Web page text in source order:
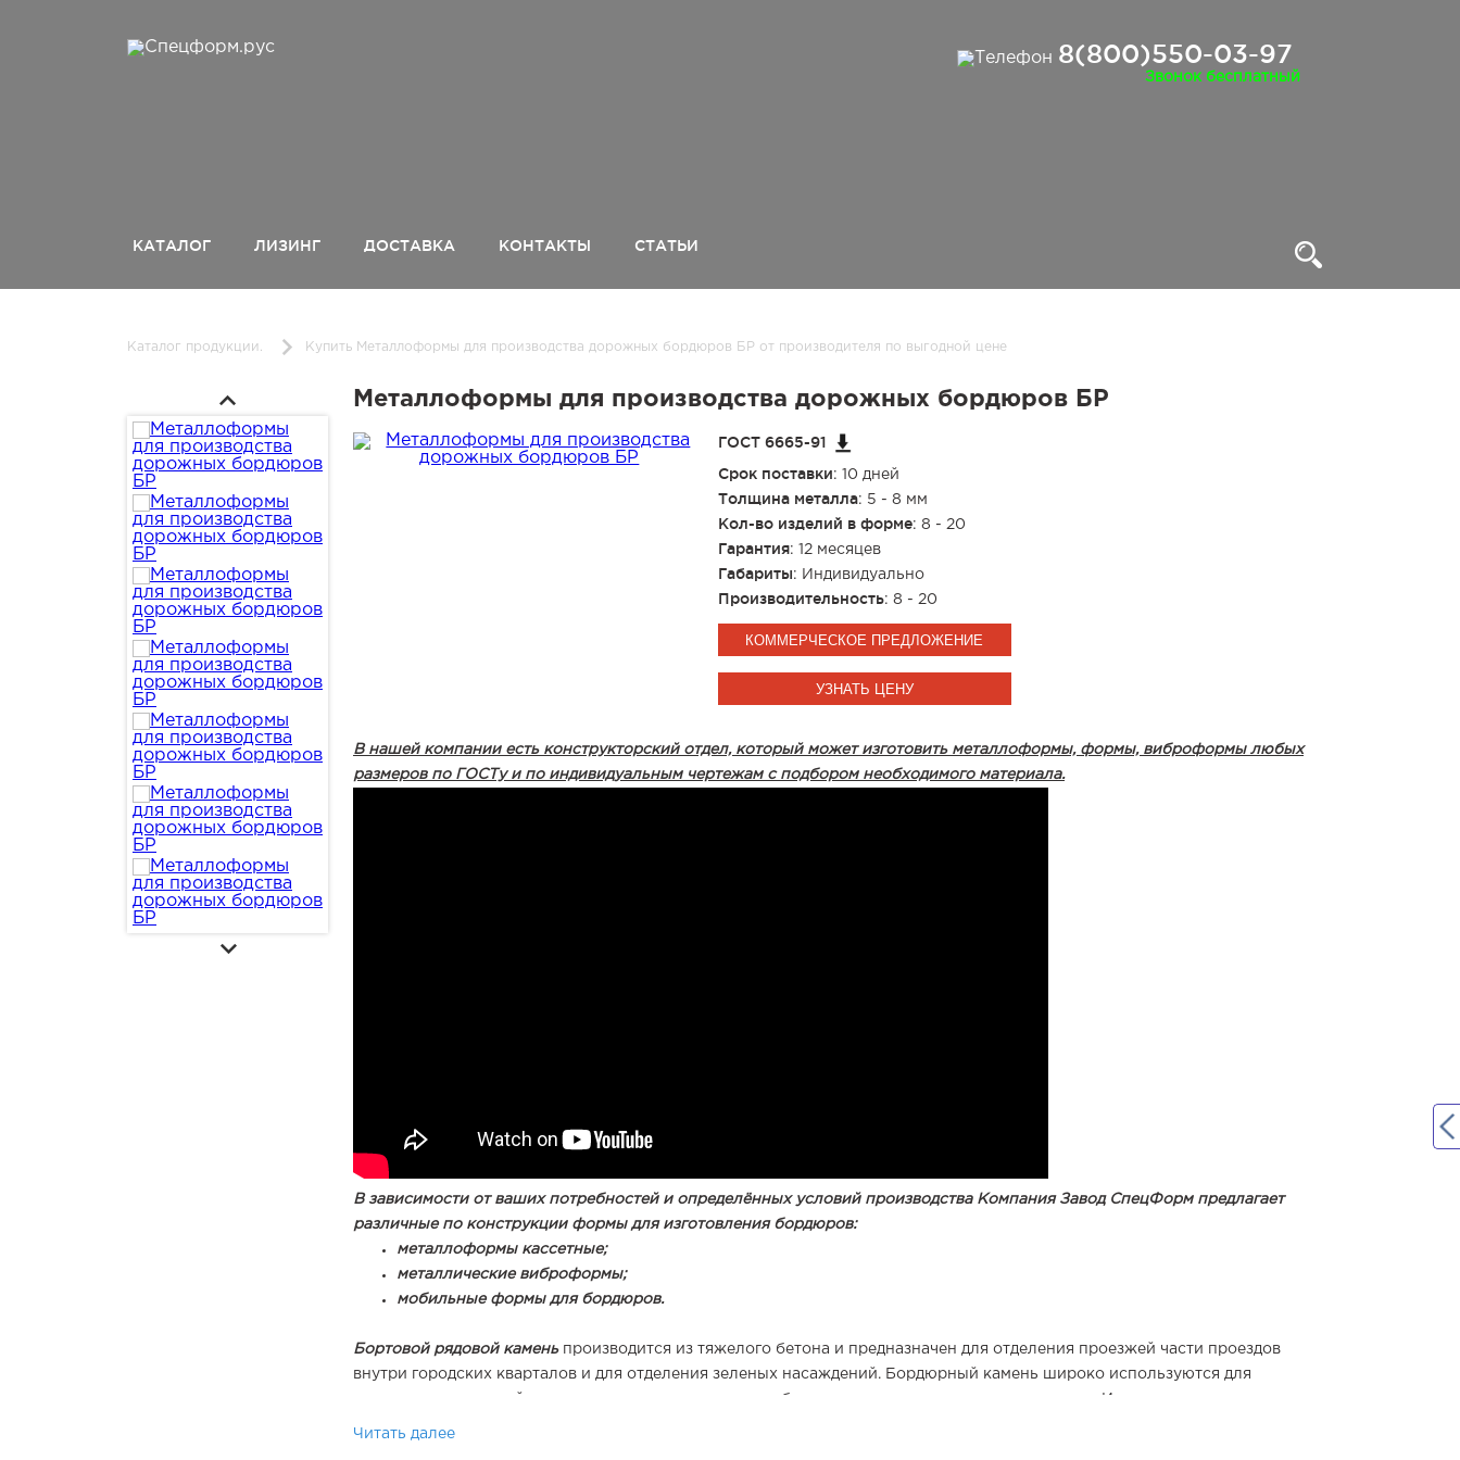
8(800)550-03-97
Звонок бесплатный
КАТАЛОГ ЛИЗИНГ ДОСТАВКА КОНТАКТЫ СТАТЬИ
Каталог продукции. Купить Металлоформы для производства дорожных бордюров БР от производителя по выгодной цене
Металлоформы для производства дорожных бордюров БР
ГОСТ 6665-91
Срок поставки: 10 дней
Толщина металла: 5 - 8 мм
Кол-во изделий в форме: 8 - 20
Гарантия: 12 месяцев
Габариты: Индивидуально
Производительность: 8 - 20
КОММЕРЧЕСКОЕ ПРЕДЛОЖЕНИЕ
УЗНАТЬ ЦЕНУ
В нашей компании есть конструкторский отдел, который может изготовить металлоформы, формы, виброформы любых
размеров по ГОСТу и по индивидуальным чертежам с подбором необходимого материала.
В зависимости от ваших потребностей и определённых условий производства Компания Завод СпецФорм предлагает
различные по конструкции формы для изготовления бордюров:
металлоформы кассетные;
металлические виброформы;
мобильные формы для бордюров.
Бортовой рядовой каменьпроизводится из тяжелого бетона и предназначен для отделения проезжей части проездов
внутри городских кварталов и для отделения зеленых насаждений. Бордюрный камень широко используются для
разделения проезжей части улиц, дорог и остановок общественного транспорта от тротуаров. Использование таких
Читать далее